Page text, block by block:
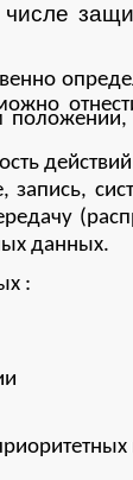
числе
положении,
данных.
: